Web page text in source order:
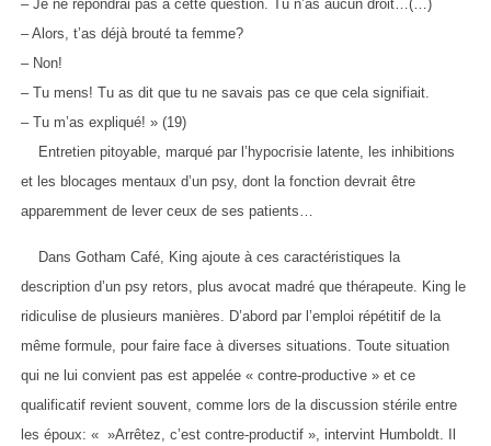
– Je ne répondrai pas à cette question. Tu n’as aucun droit…(…)
– Alors, t’as déjà brouté ta femme?
– Non!
– Tu mens! Tu as dit que tu ne savais pas ce que cela signifiait.
– Tu m’as expliqué! » (19)
Entretien pitoyable, marqué par l’hypocrisie latente, les inhibitions
et les blocages mentaux d’un psy, dont la fonction devrait être
apparemment de lever ceux de ses patients…
Dans Gotham Café, King ajoute à ces caractéristiques la
description d’un psy retors, plus avocat madré que thérapeute. King le
ridiculise de plusieurs manières. D’abord par l’emploi répétitif de la
même formule, pour faire face à diverses situations. Toute situation
qui ne lui convient pas est appelée « contre-productive » et ce
qualificatif revient souvent, comme lors de la discussion stérile entre
les époux: « »Arrêtez, c’est contre-productif », intervint Humboldt. Il